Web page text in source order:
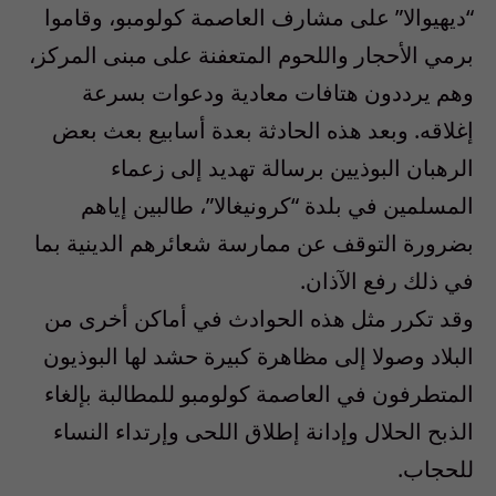
“ديهيوالا” على مشارف العاصمة كولومبو، وقاموا
برمي الأحجار واللحوم المتعفنة على مبنى المركز،
وهم يرددون هتافات معادية ودعوات بسرعة
إغلاقه. وبعد هذه الحادثة بعدة أسابيع بعث بعض
الرهبان البوذيين برسالة تهديد إلى زعماء
المسلمين في بلدة “كرونيغالا”، طالبين إياهم
بضرورة التوقف عن ممارسة شعائرهم الدينية بما
في ذلك رفع الآذان.
وقد تكرر مثل هذه الحوادث في أماكن أخرى من
البلاد وصولا إلى مظاهرة كبيرة حشد لها البوذيون
المتطرفون في العاصمة كولومبو للمطالبة بإلغاء
الذبح الحلال وإدانة إطلاق اللحى وإرتداء النساء
للحجاب.